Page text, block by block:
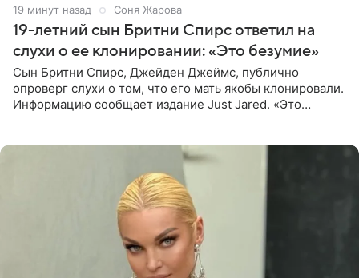
19 минут назад Соня Жарова
19-летний сын Бритни Спирс ответил на
слухи о ее клонировании: «Это безумие»
Сын Бритни Спирс, Джейден Джеймс, публично
опроверг слухи о том, что его мать якобы клонировали.
Информацию сообщает издание Just Jared. «Это